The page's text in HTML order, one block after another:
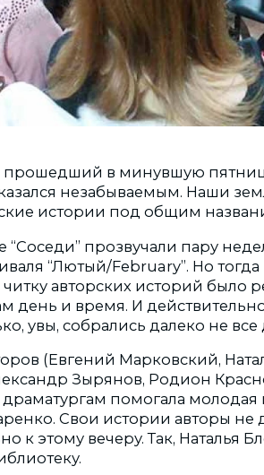
прошедший в минувшую
незабываемым. Наши
истории под общим
прозвучали пару
“Лютый/February”. Но
авторских историй было
день и время. И действительно,
увы, собрались далеко не все
(Евгений Марковский,
Зырянов, Родион
помогала молодая
Свои истории авторы не
к этому вечеру. Так, Наталья